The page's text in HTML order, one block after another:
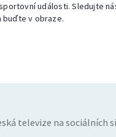
události. Sledujte
buďte v obraze.
televize na sociálních